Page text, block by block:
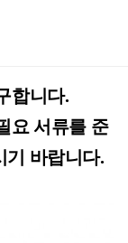
합니다.
요 서류를 준
기 바랍니다.